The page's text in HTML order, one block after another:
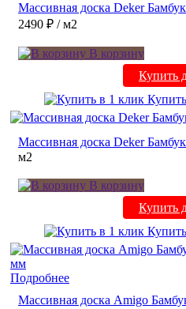
Массивная доска Deker
2490 ₽ / м2
В корзину
Купить
Массивная доска Deker
м2
В корзину
Купить
Подробнее
Массивная доска Amigo